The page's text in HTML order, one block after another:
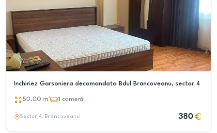
Inchiriez Garsoniera decomandata Bdul Brancoveanu, sector 4
50.00 m² 1 cameră
Sector 4, Brâncoveanu 380